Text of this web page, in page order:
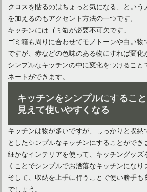
クロスを貼るのはちょっと気になる、という
を加えるのもアクセント方法の一つです。
キッチンにはゴミ箱が必要不可欠です。
ゴミ箱も周りに合わせてモノトーンや白い物
ですが、赤などの色味のある物にすれば変化
シンプルなキッチンの中に変化をつけること
ネートができます。
キッチンをシンプルにするこ
見えて使いやすくなる
キッチンは物が多いですが、しっかりと収納
としたシンプルなキッチンにすることができ
細かなインテリアを使って、キッチングッズ
くことでシンプルでお洒落なキッチンになり
そして、収納を上手に行うことで使い勝手も
でしょう。